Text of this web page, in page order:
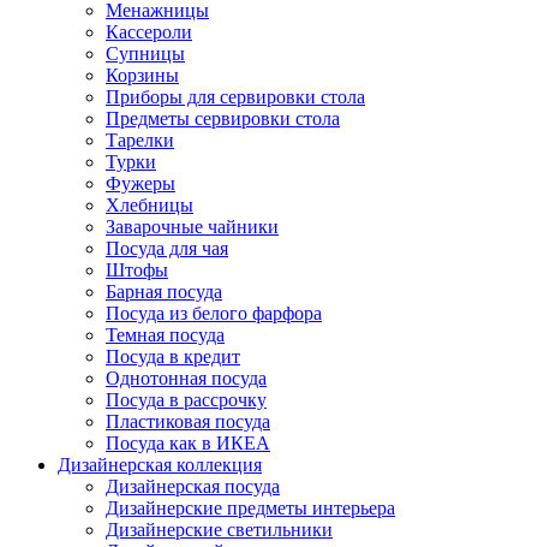
Менажницы
Кассероли
Супницы
Корзины
Приборы для сервировки стола
Предметы сервировки стола
Тарелки
Турки
Фужеры
Хлебницы
Заварочные чайники
Посуда для чая
Штофы
Барная посуда
Посуда из белого фарфора
Темная посуда
Посуда в кредит
Однотонная посуда
Посуда в рассрочку
Пластиковая посуда
Посуда как в ИКЕА
Дизайнерская коллекция
Дизайнерская посуда
Дизайнерские предметы интерьера
Дизайнерские светильники